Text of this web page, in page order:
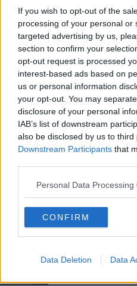
If you wish to opt-out of the
processing of your personal or
targeted advertising by us,
section to confirm your
opt-out request is processed
interest-based ads based on
us or personal information
your opt-out. You may
disclosure of your personal
IAB’s list of downstream
also be disclosed by us to third
Downstream Participants that
Personal Data Processing
CONFIRM
Data Deletion Data
"BPER ha una
Stellone ha già
Stellone squalificato
Un nuovo direttore
MODENA-AREZZO:
CRONACA
Il Cavallino prende
Operai sfruttati nel
Caro Natale in
Scontri tra tifosi, A1